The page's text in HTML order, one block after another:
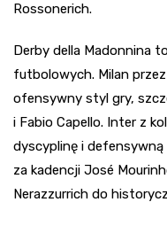
Rossonerich.
Derby della Madonnina
futbolowych. Milan
ofensywny styl gry,
i Fabio Capello. Inter z
dyscyplinę i defensywną
za kadencji José
Nerazzurrich do